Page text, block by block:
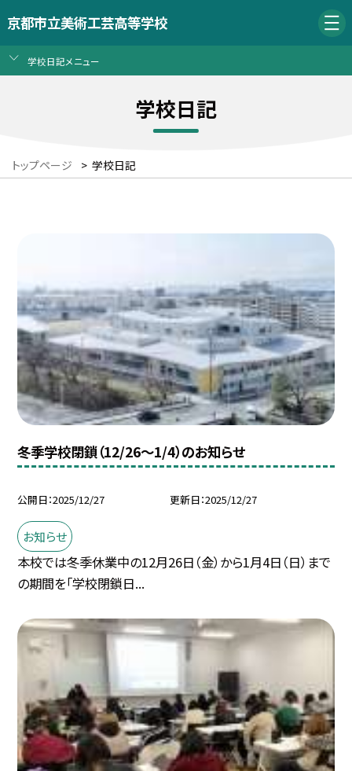
京都市立美術工芸高等学校
学校日記メニュー
学校日記
トップページ > 学校日記
冬季学校閉鎖（12/26〜1/4）のお知らせ
公開日 2025/12/27 更新日 2025/12/27
お知らせ
本校では冬季休業中の12月26日（金）から1月4日（日）まで
の期間を「学校閉鎖日...